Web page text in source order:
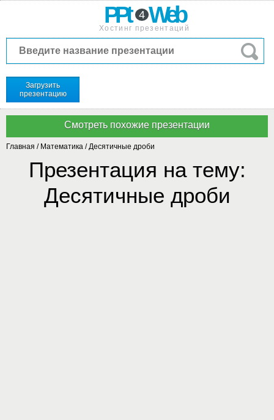
PPt 4 Web
Хостинг презентаций
Загрузить
презентацию
Главная / Математика /Десятичные дроби
Презентация на тему:
Десятичные дроби